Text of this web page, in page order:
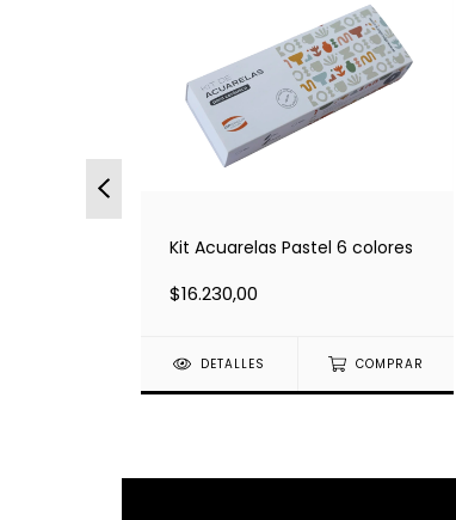
Kit Acuarelas Pastel 6 colores
$16.230,00
DETALLES COMPRAR